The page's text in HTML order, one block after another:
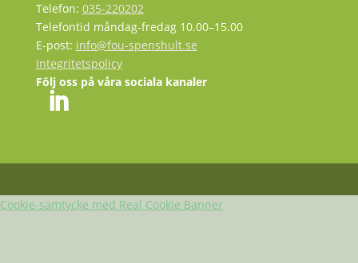
Telefon: 035-220202
Telefontid måndag-fredag 10.00–15.00
E-post: info@fou-spenshult.se
Integritetspolicy
Följ oss på våra sociala kanaler
Cookie-samtycke med Real Cookie Banner